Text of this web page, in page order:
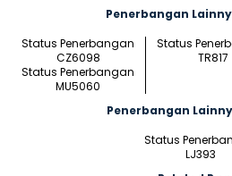
Penerbangan
Status Penerbangan
CZ6098
Status
TR817
Status Penerbangan
MU5060
Penerbangan
Status
LJ393